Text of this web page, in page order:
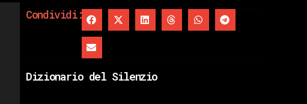
Condividi:
Dizionario del Silenzio